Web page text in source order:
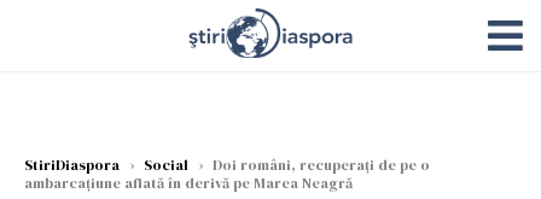
StiriDiaspora › Social › Doi români, recuperați de pe o
ambarcațiune aflată în derivă pe Marea Neagră